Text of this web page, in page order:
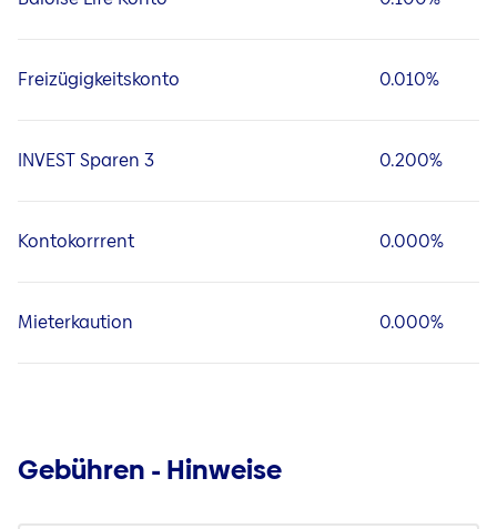
Freizügigkeitskonto 0.010%
INVEST Sparen 3 0.200%
Kontokorrrent 0.000%
Mieterkaution 0.000%
Gebühren - Hinweise